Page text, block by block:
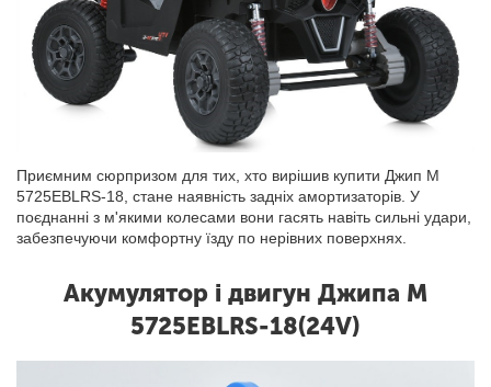
Приємним сюрпризом для тих, хто вирішив купити Джип M
5725EBLRS-18, стане наявність задніх амортизаторів. У
поєднанні з м'якими колесами вони гасять навіть сильні удари,
забезпечуючи комфортну їзду по нерівних поверхнях.
Акумулятор і двигун Джипа M
5725EBLRS-18(24V)